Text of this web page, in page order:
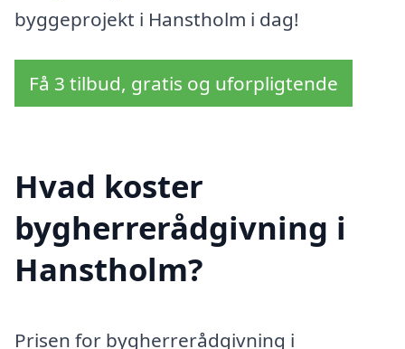
byggeprojekt i Hanstholm i dag!
Få 3 tilbud, gratis og uforpligtende
Hvad koster
bygherrerådgivning i
Hanstholm?
Prisen for bygherrerådgivning i